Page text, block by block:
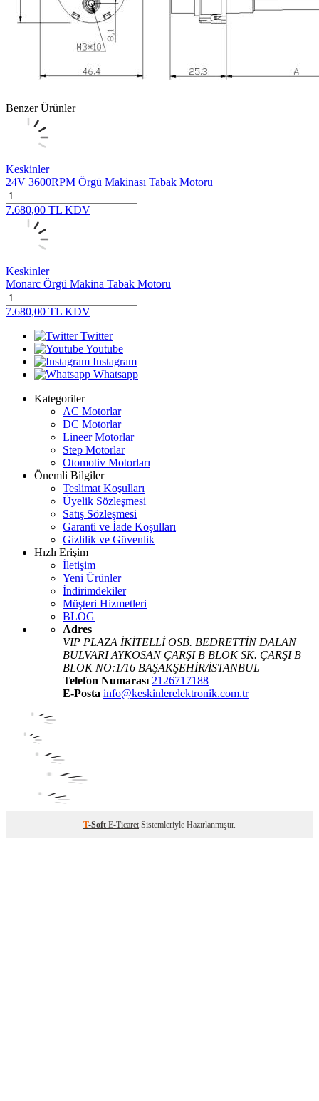
Benzer Ürünler
Keskinler
24V 3600RPM Örgü Makinası Tabak Motoru
7.680,00 TL KDV
Keskinler
Monarc Örgü Makina Tabak Motoru
7.680,00 TL KDV
Twitter
Youtube
Instagram
Whatsapp
Kategoriler
AC Motorlar
DC Motorlar
Lineer Motorlar
Step Motorlar
Otomotiv Motorları
Önemli Bilgiler
Teslimat Koşulları
Üyelik Sözleşmesi
Satış Sözleşmesi
Garanti ve İade Koşulları
Gizlilik ve Güvenlik
Hızlı Erişim
İletişim
Yeni Ürünler
İndirimdekiler
Müşteri Hizmetleri
BLOG
Adres
VIP PLAZA İKİTELLİ OSB. BEDRETTİN DALAN
BULVARI AYKOSAN ÇARŞI B BLOK SK. ÇARŞI B
BLOK NO:1/16 BAŞAKŞEHİR/İSTANBUL
Telefon Numarası 2126717188
E-Posta info@keskinlerelektronik.com.tr
T-Soft E-Ticaret Sistemleriyle Hazırlanmıştır.